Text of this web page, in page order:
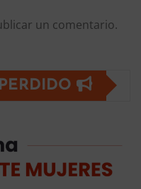
un comentario.